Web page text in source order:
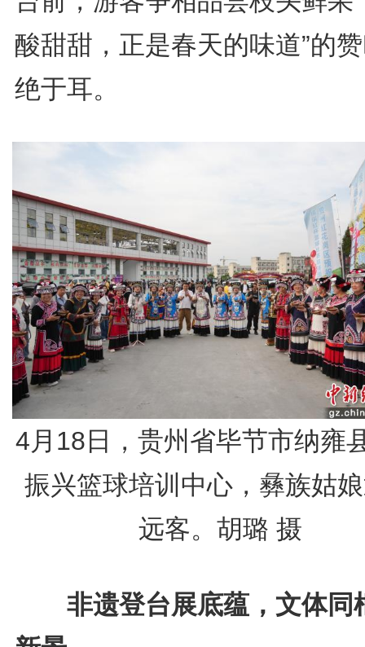
酸甜甜，正是春天的味道”的
绝于耳。
4月18日，贵州省毕节市纳雍
振兴篮球培训中心，彝族姑
远客。胡璐 摄
非遗登台展底蕴，文体同